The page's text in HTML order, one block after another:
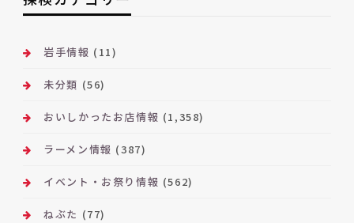
カ
ブ
岩手情報 (11)
未分類 (56)
おいしかったお店情報 (1,358)
ラーメン情報 (387)
イベント・お祭り情報 (562)
ねぶた (77)